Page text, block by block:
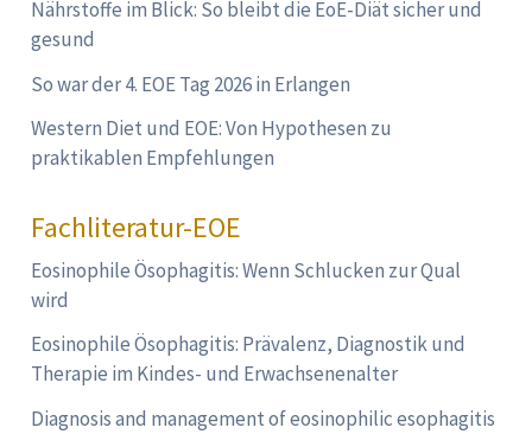
Nährstoffe im Blick: So bleibt die EoE-Diät sicher und
gesund
So war der 4. EOE Tag 2026 in Erlangen
Western Diet und EOE: Von Hypothesen zu
praktikablen Empfehlungen
Fachliteratur-EOE
Eosinophile Ösophagitis: Wenn Schlucken zur Qual
wird
Eosinophile Ösophagitis: Prävalenz, Diagnostik und
Therapie im Kindes- und Erwachsenenalter
Diagnosis and management of eosinophilic esophagitis